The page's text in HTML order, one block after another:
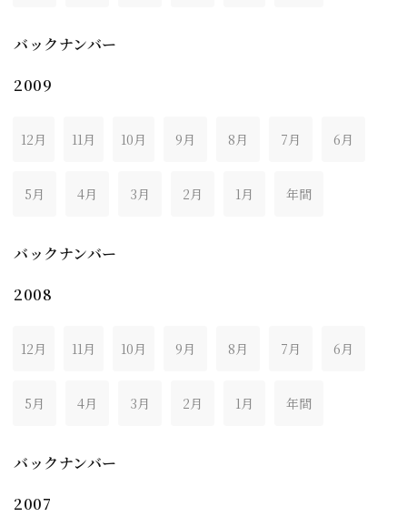
バックナンバー
2009
12月 11月 10月 9月 8月 7月 6月
5月 4月 3月 2月 1月 年間
バックナンバー
2008
12月 11月 10月 9月 8月 7月 6月
5月 4月 3月 2月 1月 年間
バックナンバー
2007